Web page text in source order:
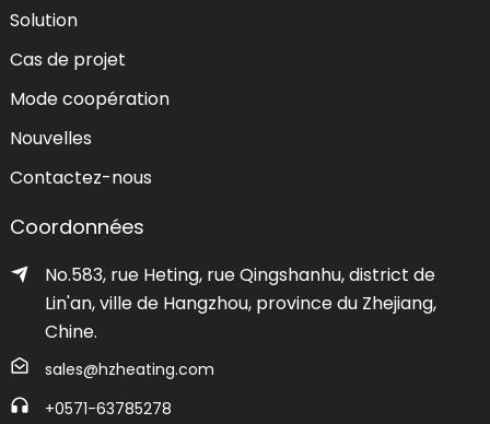
Solution
Cas de projet
Mode coopération
Nouvelles
Contactez-nous
Coordonnées
No.583, rue Heting, rue Qingshanhu, district de
Lin'an, ville de Hangzhou, province du Zhejiang,
Chine.
sales@hzheating.com
+0571-63785278